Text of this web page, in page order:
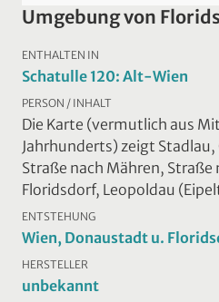
Umgebung von
ENTHALTEN IN
Schatulle 120: Alt-Wien
PERSON / INHALT
Die Karte (vermutlich aus
Jahrhunderts) zeigt
Straße nach Mähren, Straße
Floridsdorf, Leopoldau
ENTSTEHUNG
Wien, Donaustadt u.
HERSTELLER
unbekannt